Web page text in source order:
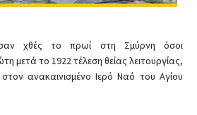
χθές το πρωί στη Σμύρνη όσοι
μετά το 1922 τέλεση θείας λειτουργίας,
ανακαινισμένο Ιερό Ναό του Αγίου